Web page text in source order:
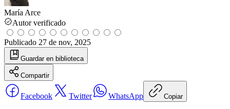
María Arce
Autor verificado
Publicado 27 de nov, 2025
Guardar en biblioteca
Compartir
Facebook Twitter WhatsApp Copiar